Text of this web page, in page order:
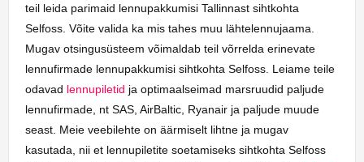
teil leida parimaid lennupakkumisi Tallinnast sihtkohta
Selfoss. Võite valida ka mis tahes muu lähtelennujaama.
Mugav otsingusüsteem võimaldab teil võrrelda erinevate
lennufirmade lennupakkumisi sihtkohta Selfoss. Leiame teile
odavad lennupiletid ja optimaalseimad marsruudid paljude
lennufirmade, nt SAS, AirBaltic, Ryanair ja paljude muude
seast. Meie veebilehte on äärmiselt lihtne ja mugav
kasutada, nii et lennupiletite soetamiseks sihtkohta Selfoss